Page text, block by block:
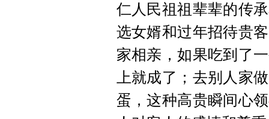
仁人民祖祖辈辈的传
选女婿和过年招待贵
家相亲，如果吃到了
上就成了；去别人家
蛋，这种高贵瞬间心